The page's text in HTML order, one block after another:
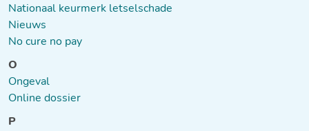
Nationaal keurmerk letselschade
Nieuws
No cure no pay
O
Ongeval
Online dossier
P